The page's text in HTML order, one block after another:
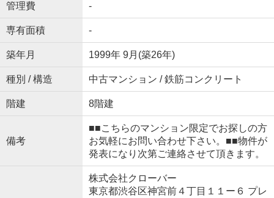
管理費 -
専有面積 -
築年月 1999年 9月(築26年)
種別 / 構造 中古マンション / 鉄筋コンクリート
階建 8階建
備考
■■こちらのマンション限定でお探しの方
お気軽にお問い合わせ下さい。■■物件が
発表になり次第ご連絡させて頂きます。
株式会社クローバー
東京都渋谷区神宮前４丁目１１ー６ プレ